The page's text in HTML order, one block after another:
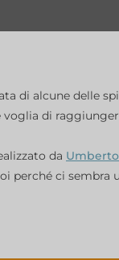
di alcune delle
voglia di
da
perché ci sembra